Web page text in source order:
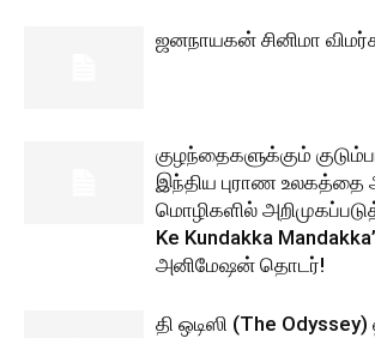
ஜனநாயகன் சினிமா
குழந்தைகளுக்கும்
இந்திய புராண உலகத்தை
மொழிகளில்
Ke Kundakka
அனிமேஷன் தொடர்!
தி ஒடிஸி (The Odyssey)